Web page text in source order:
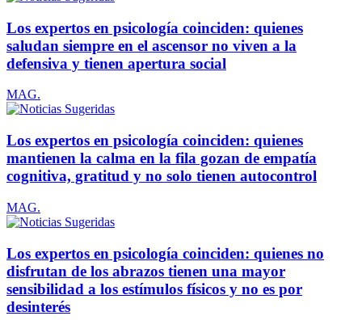
Los expertos en psicología coinciden: quienes
saludan siempre en el ascensor no viven a la
defensiva y tienen apertura social
MAG.
Los expertos en psicología coinciden: quienes
mantienen la calma en la fila gozan de empatía
cognitiva, gratitud y no solo tienen autocontrol
MAG.
Los expertos en psicología coinciden: quienes no
disfrutan de los abrazos tienen una mayor
sensibilidad a los estímulos físicos y no es por
desinterés